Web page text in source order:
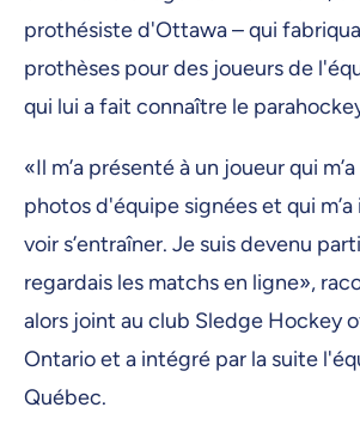
prothésiste d'Ottawa – qui
prothèses pour des joueurs de
qui lui a fait connaître le
«Il m’a présenté à un joueur qui
photos d'équipe signées et qui
voir s’entraîner. Je suis devenu
regardais les matchs en ligne»,
alors joint au club Sledge Hockey
Ontario et a intégré par la suite
Québec.